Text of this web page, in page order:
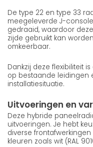
De type 22 en type 33
meegeleverde J-
gedraaid, waardoor
zijde gebruikt kan
omkeerbaar.
Dankzij deze flexibiliteit
op bestaande leidingen
installatiesituatie.
Uitvoeringen en
Deze hybride
uitvoeringen. Je hebt
diverse
kleuren zoals wit (RAL